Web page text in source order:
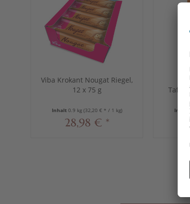
Viba Krokant Nougat Riegel,
12 x 75 g
Inhalt 0.9 kg (32,20 € * / 1 kg)
28,98 € *
Inhalt